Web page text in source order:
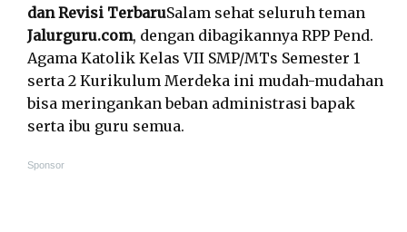
dan Revisi TerbaruSalam sehat seluruh teman
Jalurguru.com, dengan dibagikannya RPP Pend.
Agama Katolik Kelas VII SMP/MTs Semester 1
serta 2 Kurikulum Merdeka ini mudah-mudahan
bisa meringankan beban administrasi bapak
serta ibu guru semua.
Sponsor